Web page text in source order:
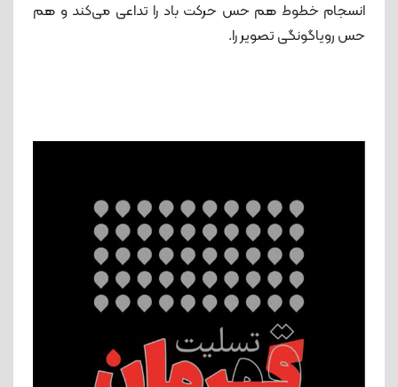
انسجام خطوط هم حس حرکت باد را تداعی می‌کند و هم
حس رویاگونگی تصویر را.